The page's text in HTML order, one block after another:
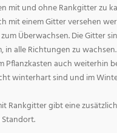
mit und ohne Rankgitter zu
mit einem Gitter versehen
Überwachsen. Die Gitter
in alle Richtungen zu
Pflanzkasten auch weiterhin
winterhart sind und im
Rankgitter gibt eine